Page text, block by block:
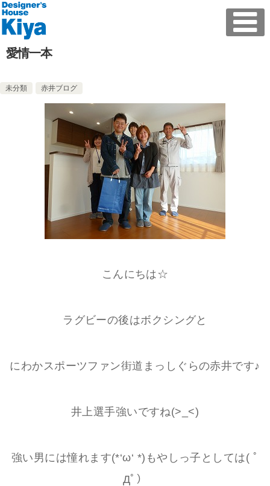
愛情一本
未分類 赤井ブログ
こんにちは☆
ラグビーの後はボクシングと
にわかスポーツファン街道まっしぐらの赤井です♪
井上選手強いですね(>_<)
強い男には憧れます(*‘ω‘ *)もやしっ子としては( ﾟ
Дﾟ）